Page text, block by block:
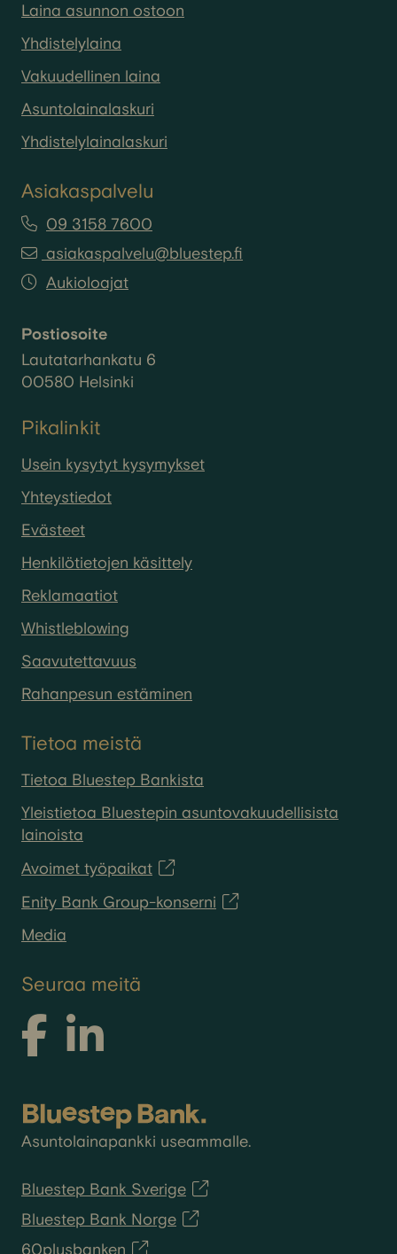
Asuntolainapankki useammalle.
Laina asunnon ostoon
Yhdistelylaina
Vakuudellinen laina
Asuntolainalaskuri
Yhdistelylainalaskuri
Asiakaspalvelu
09 3158 7600
asiakaspalvelu@bluestep.fi
Aukioloajat
Postiosoite
Lautatarhankatu 6
00580 Helsinki
Pikalinkit
Usein kysytyt kysymykset
Yhteystiedot
Evästeet
Henkilötietojen käsittely
Reklamaatiot
Whistleblowing
Saavutettavuus
Rahanpesun estäminen
Tietoa meistä
Tietoa Bluestep Bankista
Yleistietoa Bluestepin asuntovakuudellisista
lainoista
Avoimet työpaikat
Enity Bank Group-konserni
Media
Seuraa meitä
Bluestep Bank Sverige
Bluestep Bank Norge